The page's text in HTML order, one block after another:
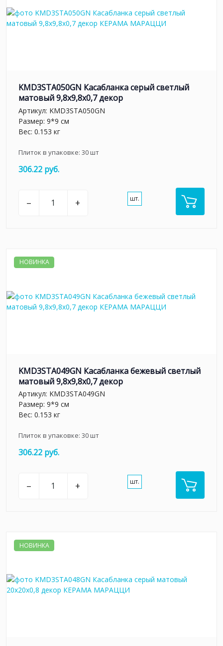
KMD3STA050GN Касабланка серый светлый
матовый 9,8x9,8x0,7 декор
Артикул: KMD3STA050GN
Размер: 9*9 см
Вес: 0.153 кг
Плиток в упаковке: 30шт
306.22 руб.
– + шт.
НОВИНКА
KMD3STA049GN Касабланка бежевый светлый
матовый 9,8x9,8x0,7 декор
Артикул: KMD3STA049GN
Размер: 9*9 см
Вес: 0.153 кг
Плиток в упаковке: 30шт
306.22 руб.
– + шт.
НОВИНКА